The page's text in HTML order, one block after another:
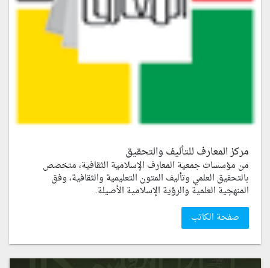
مركز المعارف للتأليف والتحقيق
من مؤسسات جمعية المعارف الإسلامية الثقافية، متخصص
بالتحقيق العلمي وتأليف المتون التعليمية والثقافية، وفق
المنهجية العلمية والرؤية الإسلامية الأصيلة.
صفحة الكاتب